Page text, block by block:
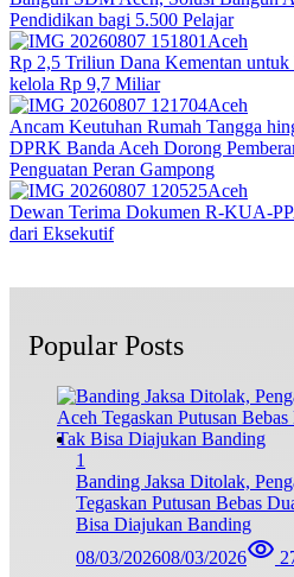
Pendidikan bagi 5.500 Pelajar
Aceh
Rp 2,5 Triliun Dana Kementan untuk
kelola Rp 9,7 Miliar‎
Aceh
Ancam Keutuhan Rumah Tangga
DPRK Banda Aceh Dorong
Penguatan Peran Gampong
Aceh
Dewan Terima Dokumen R-KUA-
dari Eksekutif
Popular Posts
1
Banding Jaksa Ditolak,
Tegaskan Putusan Bebas
Bisa Diajukan Banding
08/03/202608/03/2026